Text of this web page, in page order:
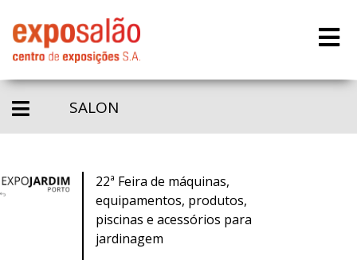
SALON
22ª Feira de máquinas,
equipamentos, produtos,
piscinas e acessórios para
jardinagem